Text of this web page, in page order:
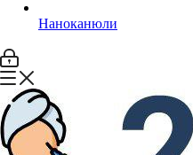
Наноканюли